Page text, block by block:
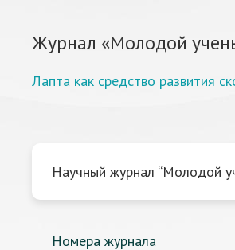
Журнал «Молодой
Лапта как средство развития
Научный журнал “Молодой
Номера журнала